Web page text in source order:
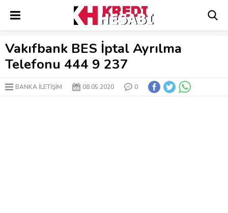
Vakıfbank BES İptal Ayrılma
Telefonu 444 9 237
BANKA İLETİŞİM 08.05.2020 0